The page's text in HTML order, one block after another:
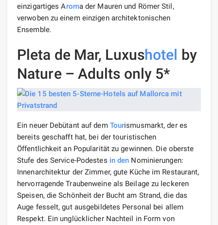
einzigartiges Aroma der Mauren und Römer Stil,
verwoben zu einem einzigen architektonischen
Ensemble.
Pleta de Mar, Luxushotel by
Nature – Adults only 5*
Ein neuer Debütant auf dem Tourismusmarkt, der es
bereits geschafft hat, bei der touristischen
Öffentlichkeit an Popularität zu gewinnen. Die oberste
Stufe des Service-Podestes in den Nominierungen:
Innenarchitektur der Zimmer, gute Küche im Restaurant,
hervorragende Traubenweine als Beilage zu leckeren
Speisen, die Schönheit der Bucht am Strand, die das
Auge fesselt, gut ausgebildetes Personal bei allem
Respekt. Ein unglücklicher Nachteil in Form von